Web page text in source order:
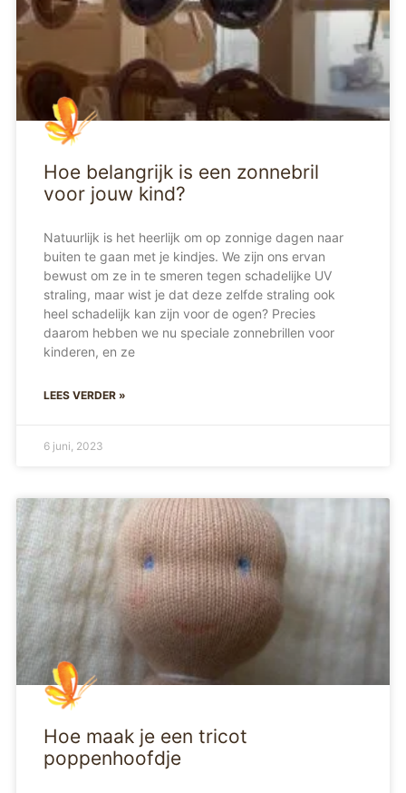
Hoe belangrijk is een zonnebril
voor jouw kind?
Natuurlijk is het heerlijk om op zonnige dagen naar
buiten te gaan met je kindjes. We zijn ons ervan
bewust om ze in te smeren tegen schadelijke UV
straling, maar wist je dat deze zelfde straling ook
heel schadelijk kan zijn voor de ogen? Precies
daarom hebben we nu speciale zonnebrillen voor
kinderen, en ze
LEES VERDER »
6 juni, 2023
Hoe maak je een tricot
poppenhoofdje